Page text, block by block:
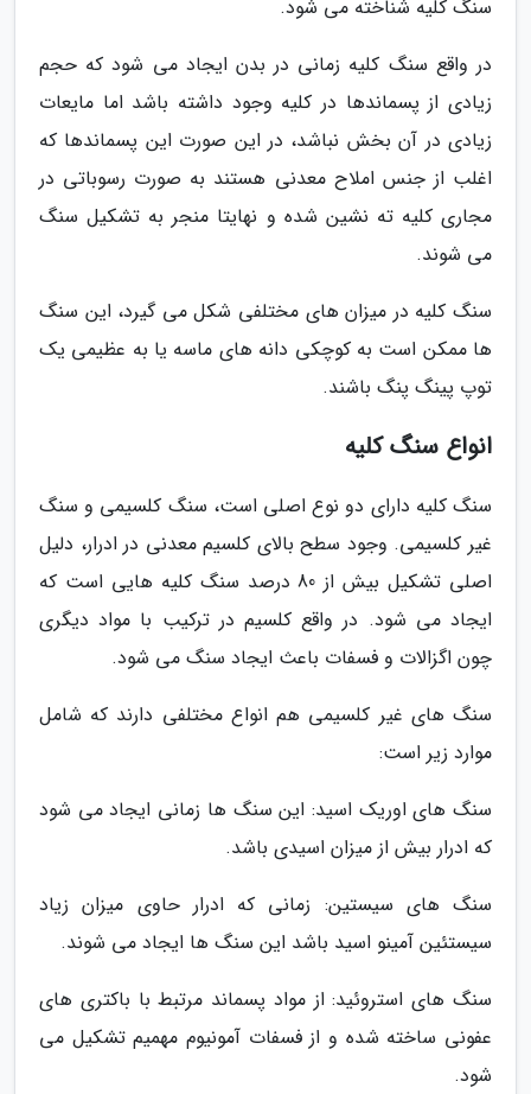
سنگ کلیه شناخته می شود.
در واقع سنگ کلیه زمانی در بدن ایجاد می شود که حجم
زیادی از پسماندها در کلیه وجود داشته باشد اما مایعات
زیادی در آن بخش نباشد، در این صورت این پسماندها که
اغلب از جنس املاح معدنی هستند به صورت رسوباتی در
مجاری کلیه ته نشین شده و نهایتا منجر به تشکیل سنگ
می شوند.
سنگ کلیه در میزان های مختلفی شکل می گیرد، این سنگ
ها ممکن است به کوچکی دانه های ماسه یا به عظیمی یک
توپ پینگ پنگ باشند.
انواع سنگ کلیه
سنگ کلیه دارای دو نوع اصلی است، سنگ کلسیمی و سنگ
غیر کلسیمی. وجود سطح بالای کلسیم معدنی در ادرار، دلیل
اصلی تشکیل بیش از 80 درصد سنگ کلیه هایی است که
ایجاد می شود. در واقع کلسیم در ترکیب با مواد دیگری
چون اگزالات و فسفات باعث ایجاد سنگ می شود.
سنگ های غیر کلسیمی هم انواع مختلفی دارند که شامل
موارد زیر است:
سنگ های اوریک اسید: این سنگ ها زمانی ایجاد می شود
که ادرار بیش از میزان اسیدی باشد.
سنگ های سیستین: زمانی که ادرار حاوی میزان زیاد
سیستئین آمینو اسید باشد این سنگ ها ایجاد می شوند.
سنگ های استروئید: از مواد پسماند مرتبط با باکتری های
عفونی ساخته شده و از فسفات آمونیوم مهمیم تشکیل می
شود.